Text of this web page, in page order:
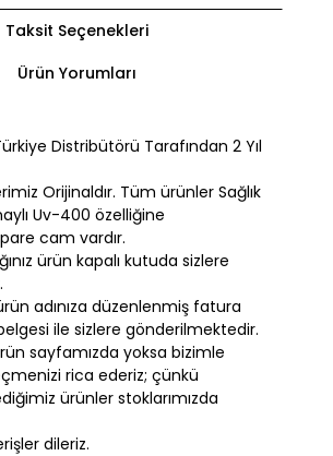
Taksit Seçenekleri
Ürün Yorumları
Distribütörü Tarafından 2 Yıl
Orijinaldır. Tüm ürünler Sağlık
Uv-400 özelliğine
cam vardır.
ürün kapalı kutuda sizlere
adınıza düzenlenmiş fatura
ile sizlere gönderilmektedir.
sayfamızda yoksa bizimle
rica ederiz; çünkü
ürünler stoklarımızda
dileriz.